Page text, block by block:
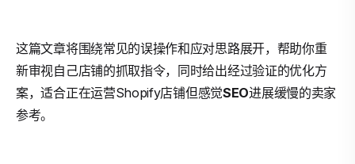
这篇文章将围绕常见的误操作和应对思路展开，帮助你重
新审视自己店铺的抓取指令，同时给出经过验证的优化方
案，适合正在运营Shopify店铺但感觉SEO进展缓慢的卖家
参考。